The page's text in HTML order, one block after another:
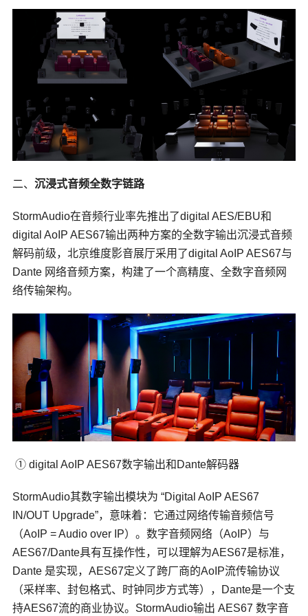
二、 沉浸式音频全数字链路
StormAudio在音频行业率先推出了digital AES/EBU和
digital AoIP AES67输出两种方案的全数字输出沉浸式音频
解码前级，北京维度影音展厅采用了digital AoIP AES67与
Dante 网络音频方案，构建了一个高精度、全数字音频网
络传输架构。
① digital AoIP AES67数字输出和Dante解码器
StormAudio其数字输出模块为 “Digital AoIP AES67
IN/OUT Upgrade”，意味着：它通过网络传输音频信号
（AoIP = Audio over IP）。数字音频网络（AoIP）与
AES67/Dante具有互操作性，可以理解为AES67是标准，
Dante 是实现，AES67定义了跨厂商的AoIP流传输协议
（采样率、封包格式、时钟同步方式等），Dante是一个支
持AES67流的商业协议。StormAudio输出 AES67 数字音